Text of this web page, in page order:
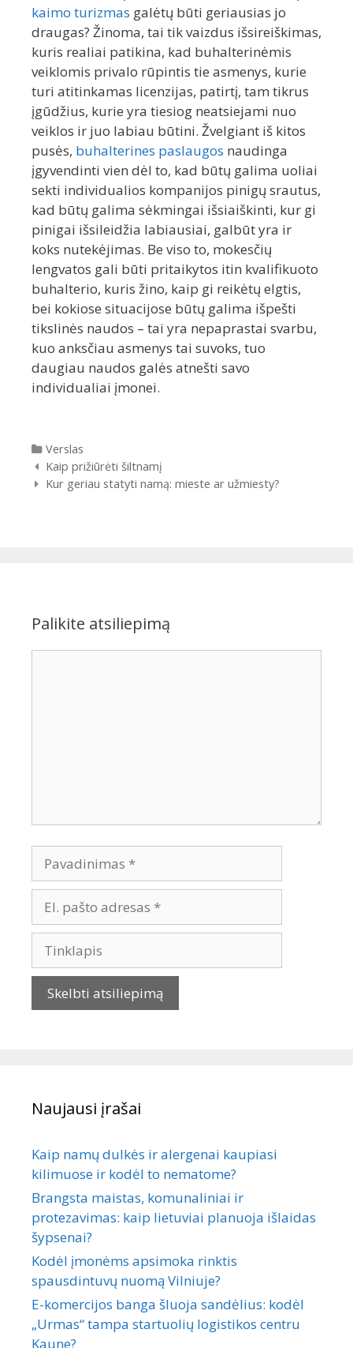
kaimo turizmas galėtų būti geriausias jo
draugas? Žinoma, tai tik vaizdus išsireiškimas,
kuris realiai patikina, kad buhalterinėmis
veiklomis privalo rūpintis tie asmenys, kurie
turi atitinkamas licenzijas, patirtį, tam tikrus
įgūdžius, kurie yra tiesiog neatsiejami nuo
veiklos ir juo labiau būtini. Žvelgiant iš kitos
pusės, buhalterines paslaugos naudinga
įgyvendinti vien dėl to, kad būtų galima uoliai
sekti individualios kompanijos pinigų srautus,
kad būtų galima sėkmingai išsiaiškinti, kur gi
pinigai išsileidžia labiausiai, galbūt yra ir
koks nutekėjimas. Be viso to, mokesčių
lengvatos gali būti pritaikytos itin kvalifikuoto
buhalterio, kuris žino, kaip gi reikėtų elgtis,
bei kokiose situacijose būtų galima išpešti
tikslinės naudos – tai yra nepaprastai svarbu,
kuo anksčiau asmenys tai suvoks, tuo
daugiau naudos galės atnešti savo
individualiai įmonei.
Kategorijos
Verslas
Įrašų
navigacija
Kaip prižiūrėti šiltnamį
Kur geriau statyti namą: mieste ar užmiesty?
Palikite atsiliepimą
Naujausi įrašai
Kaip namų dulkės ir alergenai kaupiasi
kilimuose ir kodėl to nematome?
Brangsta maistas, komunaliniai ir
protezavimas: kaip lietuviai planuoja išlaidas
šypsenai?
Kodėl įmonėms apsimoka rinktis
spausdintuvų nuomą Vilniuje?
E-komercijos banga šluoja sandėlius: kodėl
„Urmas“ tampa startuolių logistikos centru
Kaune?